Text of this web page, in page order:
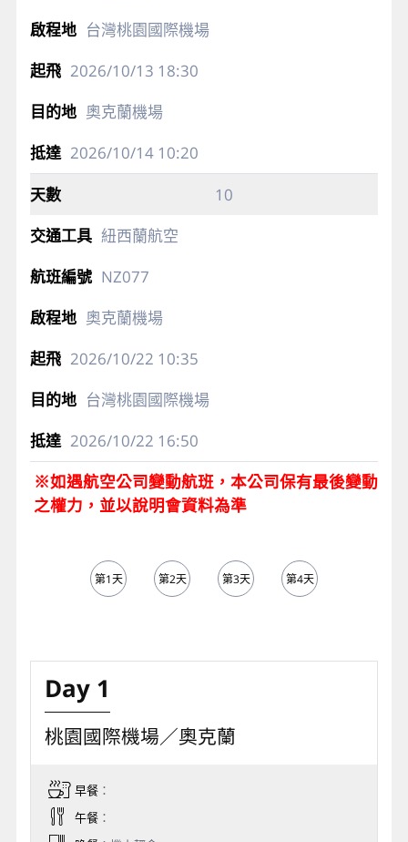
台灣桃園國際機場
2026/10/13 18:30
奧克蘭機場
2026/10/1410:20
10
紐西蘭航空
NZ077
奧克蘭機場
2026/10/22 10:35
台灣桃園國際機場
2026/10/22 16:50
※如遇航空公司變動航班，本公司保有最後變動
之權力，並以說明會資料為準
第1天 第2天 第3天 第4天
Day 1
桃園國際機場／奧克蘭
早餐：
午餐：